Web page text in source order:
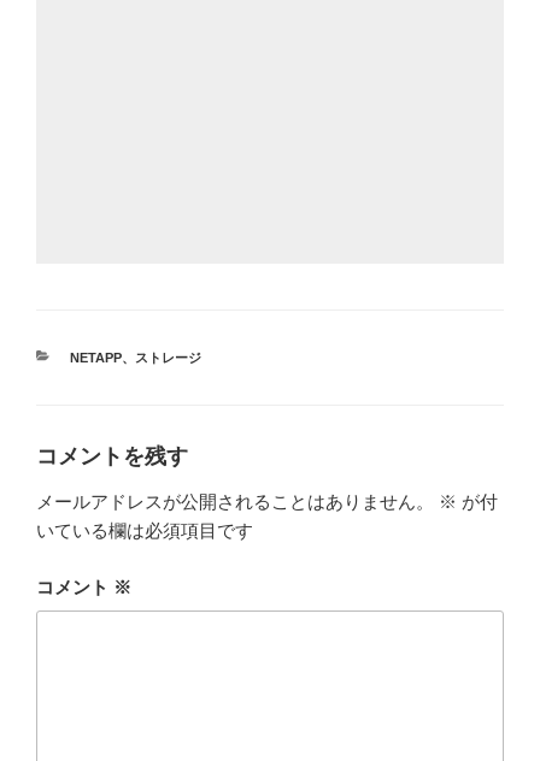
カ
NETAPP、 ストレージ
コメントを残す
メールアドレスが公開されることはありません。 ※ が付
いている欄は必須項目です
コメント ※